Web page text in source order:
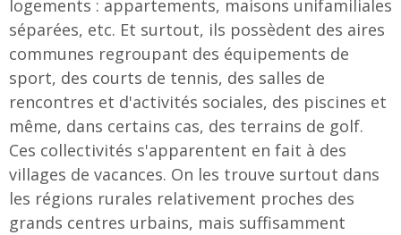
logements : appartements, maisons unifamiliales
séparées, etc. Et surtout, ils possèdent des aires
communes regroupant des équipements de
sport, des courts de tennis, des salles de
rencontres et d'activités sociales, des piscines et
même, dans certains cas, des terrains de golf.
Ces collectivités s'apparentent en fait à des
villages de vacances. On les trouve surtout dans
les régions rurales relativement proches des
grands centres urbains, mais suffisamment